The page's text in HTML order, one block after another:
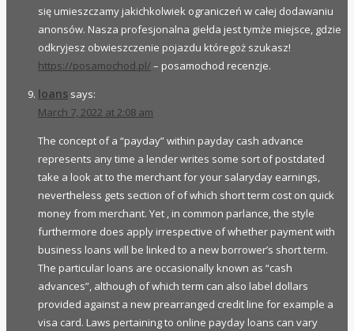
się umieszczamy jakichkolwiek ograniczeń w całej dodawaniu
anonsów. Nasza profesjonalna giełda jest tymże miejsce, gdzie
odkryjesz obwieszczenie pojazdu któregoż szukasz!
https://posamochod.pl/ – posamochod recenzje.
loans says:
March 7, 2022 at 2:08 am
The concept of a “payday” within payday cash advance
represents any time a lender writes some sort of postdated
take a look at to the merchant for your salaryday earnings,
nevertheless gets section of of which short term cost on quick
money from merchant. Yet , in common parlance, the style
furthermore does apply irrespective of whether payment with
business loans will be linked to a new borrower’s short term.
The particular loans are occasionally known as “cash
advances”, although of which term can also label dollars
provided against a new prearranged credit line for example a
visa card. Laws pertaining to online payday loans can vary